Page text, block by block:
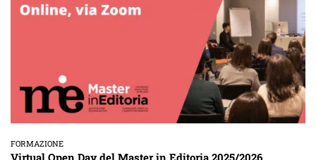
FORMAZIONE
Virtual Open Day del Master in Editoria 2025/2026